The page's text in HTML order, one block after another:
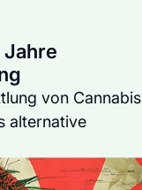
Jahre
von Cannabis
alternative